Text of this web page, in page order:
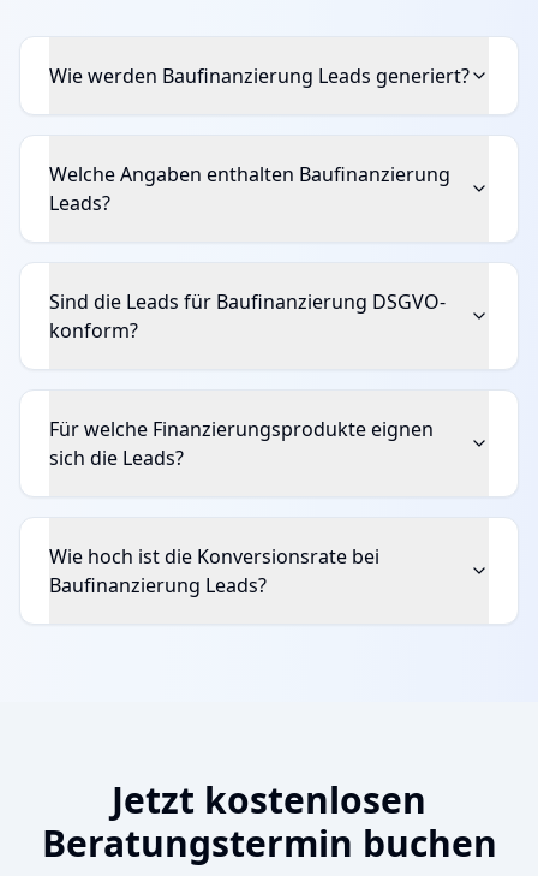
Wie werden Baufinanzierung Leads generiert?
Welche Angaben enthalten Baufinanzierung
Leads?
Sind die Leads für Baufinanzierung DSGVO-
konform?
Für welche Finanzierungsprodukte eignen
sich die Leads?
Wie hoch ist die Konversionsrate bei
Baufinanzierung Leads?
Jetzt kostenlosen
Beratungstermin buchen